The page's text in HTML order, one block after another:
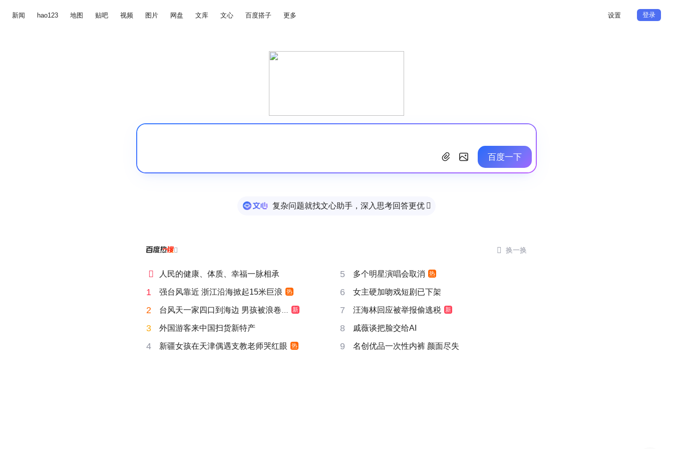
新闻 hao123 地图 贴吧 视频 图片 网盘 文库 文心 百度搭子 更多 设置 登录
百度一下
复杂问题就找文心助手，深入思考回答更优 
  换一换
 人民的健康、体质、幸福一脉相承 5 多个明星演唱会取消 热
1 强台风靠近 浙江沿海掀起15米巨浪 热 6 女主硬加吻戏短剧已下架
2 台风天一家四口到海边 男孩被浪卷走 新 7 汪海林回应被举报偷逃税 新
3 外国游客来中国扫货新特产 8 戚薇谈把脸交给AI
4 新疆女孩在天津偶遇支教老师哭红眼 热 9 名创优品一次性内裤 颜面尽失